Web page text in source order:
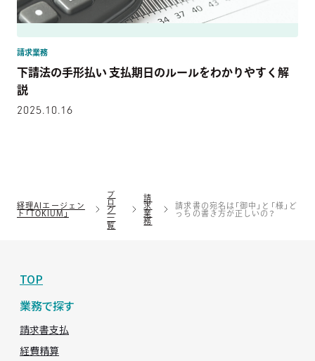
請求業務
下請法の手形払い 支払期日のルールをわかりやすく解
説
2025.10.16
経理AIエージェン
ト「TOKIUM」
ブ
ロ
グ
一
覧
請
求
業
務
請求書の宛名は「御中」と「様」ど
っちの書き方が正しいの？
TOP
業務で探す
請求書支払
経費精算